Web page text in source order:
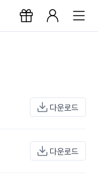
다운로드
다운로드